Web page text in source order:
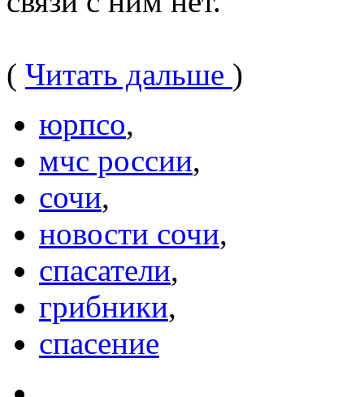
( Читать дальше )
юрпсо,
мчс россии,
сочи,
новости сочи,
спасатели,
грибники,
спасение